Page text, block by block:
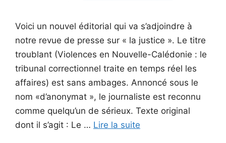
Voici un nouvel éditorial qui va s’adjoindre à
notre revue de presse sur « la justice ». Le titre
troublant (Violences en Nouvelle-Calédonie : le
tribunal correctionnel traite en temps réel les
affaires) est sans ambages. Annoncé sous le
nom «d’anonymat », le journaliste est reconnu
comme quelqu’un de sérieux. Texte original
dont il s’agit : Le … Lire la suite